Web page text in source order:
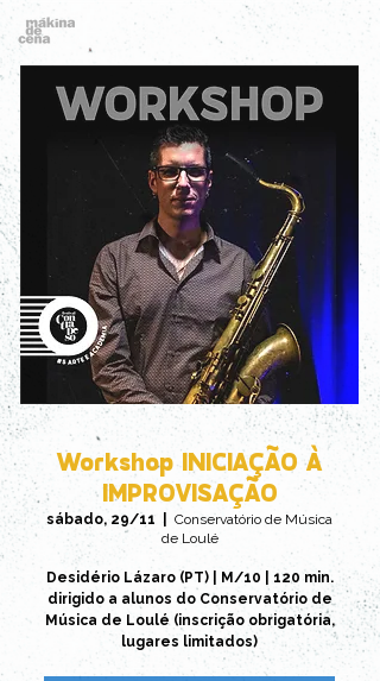
Workshop INICIAÇÃO À
IMPROVISAÇÃO
sábado, 29/11
Conservatório de Música
de Loulé
Desidério Lázaro (PT) | M/10 | 120 min.
dirigido a alunos do Conservatório de
Música de Loulé (inscrição obrigatória,
lugares limitados)